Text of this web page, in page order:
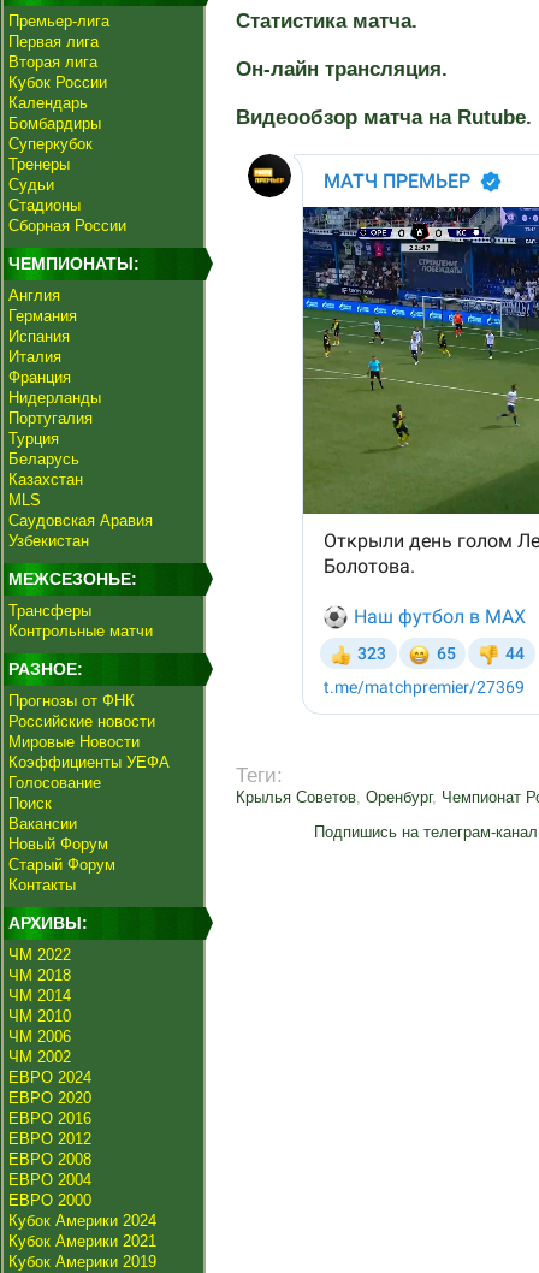
Премьер-лига
Первая лига
Вторая лига
Кубок России
Календарь
Бомбардиры
Суперкубок
Тренеры
Судьи
Стадионы
Сборная России
ЧЕМПИОНАТЫ:
Англия
Германия
Испания
Италия
Франция
Нидерланды
Португалия
Турция
Беларусь
Казахстан
MLS
Саудовская Аравия
Узбекистан
МЕЖСЕЗОНЬЕ:
Трансферы
Контрольные матчи
РАЗНОЕ:
Прогнозы от ФНК
Российские новости
Мировые Новости
Коэффициенты УЕФА
Голосование
Поиск
Вакансии
Новый Форум
Старый Форум
Контакты
АРХИВЫ:
ЧМ 2022
ЧМ 2018
ЧМ 2014
ЧМ 2010
ЧМ 2006
ЧМ 2002
ЕВРО 2024
ЕВРО 2020
ЕВРО 2016
ЕВРО 2012
ЕВРО 2008
ЕВРО 2004
ЕВРО 2000
Кубок Америки 2024
Кубок Америки 2021
Кубок Америки 2019
Статистика матча.
Он-лайн трансляция.
Видеообзор матча на Rutube.
Теги:
Крылья Советов, Оренбург, Чемпионат
Подпишись на телеграм-